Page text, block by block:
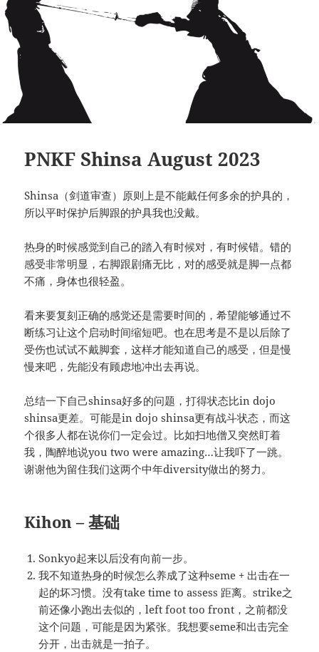
PNKF Shinsa August 2023
Shinsa（剑道审查）原则上是不能戴任何多余的护具的，
所以平时保护后脚跟的护具我也没戴。
热身的时候感觉到自己的踏入有时候对，有时候错。错的
感受非常明显，右脚跟剧痛无比，对的感受就是脚一点都
不痛，身体也很轻盈。
看来要复刻正确的感觉还是需要时间的，希望能够通过不
断练习让这个启动时间缩短吧。也在思考是不是以后除了
受伤也试试不戴脚套，这样才能知道自己的感受，但是慢
慢来吧，先能没有顾虑地冲出去再说。
总结一下自己shinsa好多的问题，打得状态比in dojo
shinsa更差。可能是in dojo shinsa更有战斗状态，而这
个很多人都在说你们一定会过。比如扫地僧又突然盯着
我，陶醉地说you two were amazing…让我吓了一跳。
谢谢他为留住我们这两个中年diversity做出的努力。
Kihon –基础
Sonkyo起来以后没有向前一步。
我不知道热身的时候怎么养成了这种seme + 出击在一
起的坏习惯。没有take time to assess 距离。strike之
前还像小跑出去似的，left foot too front，之前都没
这个问题，可能是因为紧张。我想要seme和出击完全
分开，出击就是一拍子。